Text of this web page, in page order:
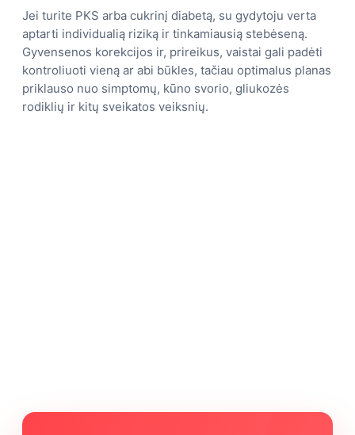
Jei turite PKS arba cukrinį diabetą, su gydytoju verta
aptarti individualią riziką ir tinkamiausią stebėseną.
Gyvensenos korekcijos ir, prireikus, vaistai gali padėti
kontroliuoti vieną ar abi būkles, tačiau optimalus planas
priklauso nuo simptomų, kūno svorio, gliukozės
rodiklių ir kitų sveikatos veiksnių.